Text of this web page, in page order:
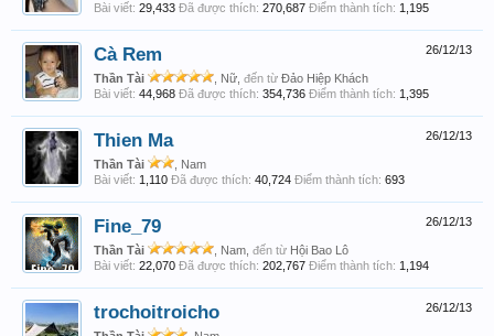
Bài viết: 29,433 Đã được thích: 270,687 Điểm thành tích: 1,195
26/12/13
Cà Rem
Thần Tài , Nữ, đến từ Đảo Hiệp Khách
Bài viết: 44,968 Đã được thích: 354,736 Điểm thành tích: 1,395
26/12/13
Thien Ma
Thần Tài
, Nam
Bài viết: 1,110 Đã được thích: 40,724 Điểm thành tích: 693
26/12/13
Fine_79
Thần Tài , Nam, đến từ Hội Bao Lô
Bài viết: 22,070 Đã được thích: 202,767 Điểm thành tích: 1,194
26/12/13
trochoitroicho